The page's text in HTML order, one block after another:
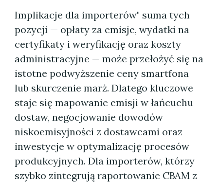
Implikacje dla importerów" suma tych
pozycji — opłaty za emisje, wydatki na
certyfikaty i weryfikację oraz koszty
administracyjne — może przełożyć się na
istotne podwyższenie ceny smartfona
lub skurczenie marż. Dlatego kluczowe
staje się mapowanie emisji w łańcuchu
dostaw, negocjowanie dowodów
niskoemisyjności z dostawcami oraz
inwestycje w optymalizację procesów
produkcyjnych. Dla importerów, którzy
szybko zintegrują raportowanie CBAM z